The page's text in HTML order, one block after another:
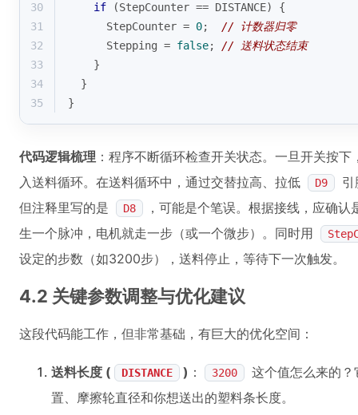
30
if (StepCounter == DISTANCE) {
31
      StepCounter =
0; // 计数器归零
32
      Stepping =
false; // 送料状态结束
33
    }
34
  }
35
}
代码逻辑梳理 ：程序不断循环检查开关状态。一旦开关按下
入送料循环。在送料循环中，通过交替拉高、拉低
D9
但注释里写的是
D8
，可能是个笔误。根据接线，应确认
生一个脉冲，电机就走一步（或一个微步）。同时用
设定的步数（如3200步），送料停止，等待下一次触发。
4.2 关键参数调整与优化建议
这段代码能工作，但非常基础，有巨大的优化空间：
送料长度 ( DISTANCE ) ： 3200
这个值怎么来的
置、摩擦轮直径和你想送出的塑料条长度。